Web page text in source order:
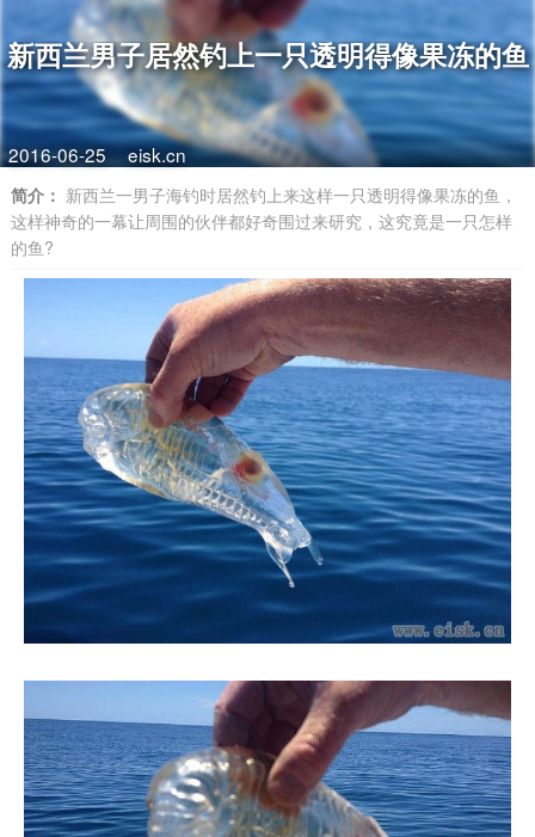
新西兰男子居然钓上一只透明得像果冻的鱼
2016-06-25 eisk.cn
简介： 新西兰一男子海钓时居然钓上来这样一只透明得像果冻的鱼，
这样神奇的一幕让周围的伙伴都好奇围过来研究，这究竟是一只怎样
的鱼?